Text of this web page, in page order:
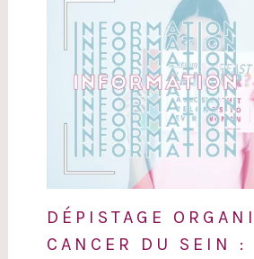
DÉPISTAGE
CANCER DU SEIN :